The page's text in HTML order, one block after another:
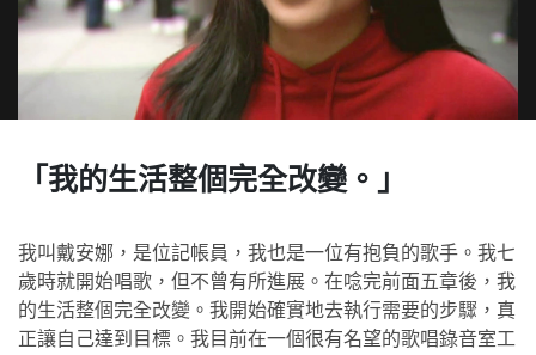
「我的生活整個完全改變。」
我叫戴安娜，是位記帳員，我也是一位有抱負的歌手。我七
歲時就開始唱歌，但不曾有所進展。在唸完前面五章後，我
的生活整個完全改變。我開始確實地去執行需要的步驟，真
正讓自己達到目標。我目前在一個很有名望的歌唱錄音室工